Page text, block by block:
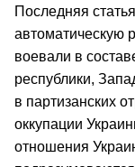
Последняя
автоматическую
воевали в
республики,
в партизанских
оккупации
отношения